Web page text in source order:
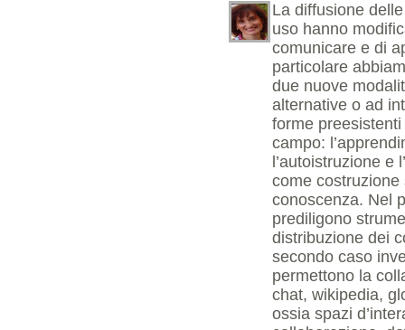
La diffusione
uso hanno
comunicare e di
particolare
due nuove
alternative o ad
forme
campo:
l’autoistruzione e
come costruzione
conoscenza. Nel
prediligono
distribuzione dei
secondo caso
permettono la
chat, wikipedia,
ossia spazi